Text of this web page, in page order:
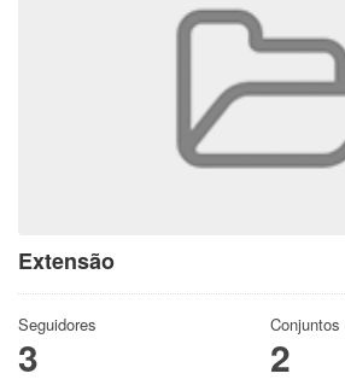
Extensão
Seguidores
3
Conjuntos
2